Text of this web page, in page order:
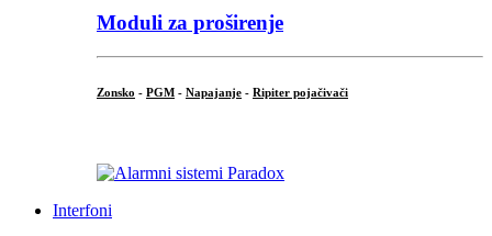
Moduli za proširenje
Zonsko - PGM - Napajanje - Ripiter pojačivači
Interfoni